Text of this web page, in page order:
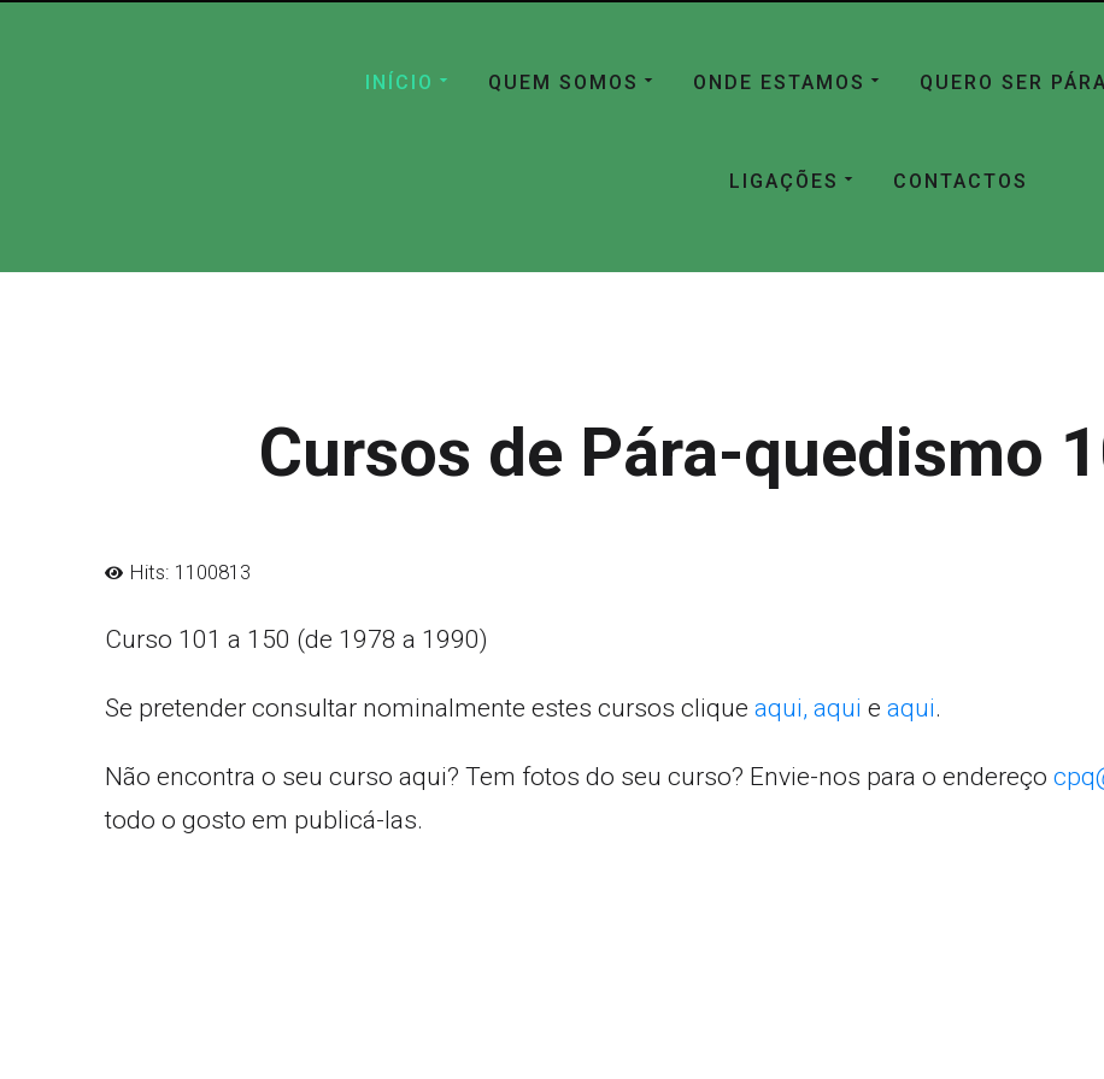
INÍCIO QUEM SOMOS ONDE ESTAMOS QUERO SER
LIGAÇÕES CONTACTOS
Cursos de Pára-quedismo
Hits: 1100813
Curso 101 a 150 (de 1978 a 1990)
Se pretender consultar nominalmente estes cursos clique aqui, aqui e aqui.
Não encontra o seu curso aqui? Tem fotos do seu curso? Envie-nos para o endereço
todo o gosto em publicá-las.